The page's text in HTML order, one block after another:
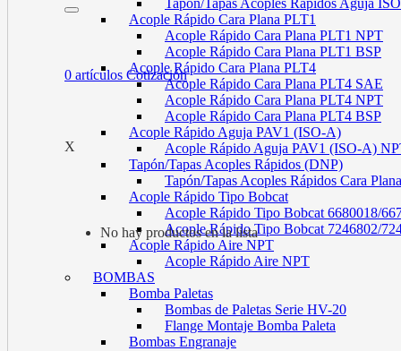
0 artículos Cotización
X
No hay productos en la lista
Tapón/Tapas Acoples Rápidos Aguja
Acople Rápido Cara Plana PLT1
Acople Rápido Cara Plana PLT1 NPT
Acople Rápido Cara Plana PLT1 BSP
Acople Rápido Cara Plana PLT4
Acople Rápido Cara Plana PLT4 SAE
Acople Rápido Cara Plana PLT4 NPT
Acople Rápido Cara Plana PLT4 BSP
Acople Rápido Aguja PAV1 (ISO-A)
Acople Rápido Aguja PAV1 (ISO-A)
Tapón/Tapas Acoples Rápidos (DNP)
Tapón/Tapas Acoples Rápidos Cara
Acople Rápido Tipo Bobcat
Acople Rápido Tipo Bobcat 6680018/
Acople Rápido Tipo Bobcat 7246802/
Acople Rápido Aire NPT
Acople Rápido Aire NPT
BOMBAS
Bomba Paletas
Bombas de Paletas Serie HV-20
Flange Montaje Bomba Paleta
Bombas Engranaje